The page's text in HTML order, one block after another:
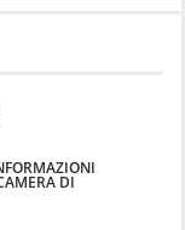
DI